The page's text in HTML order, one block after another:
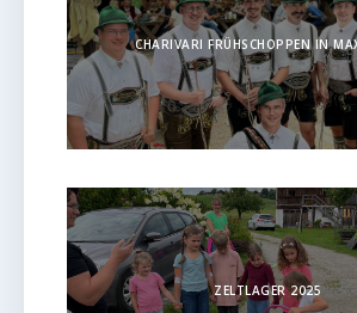
CHARIVARI FRÜHSCHOPPEN IN
ZELTLAGER 2025